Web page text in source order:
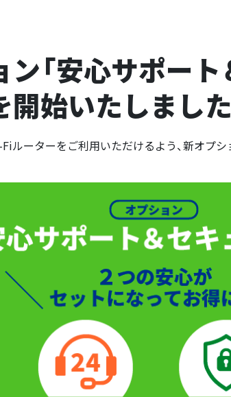
ン「安心サポー
開始いたしました
Fiルーターをご利用いただけるよう、新オプ